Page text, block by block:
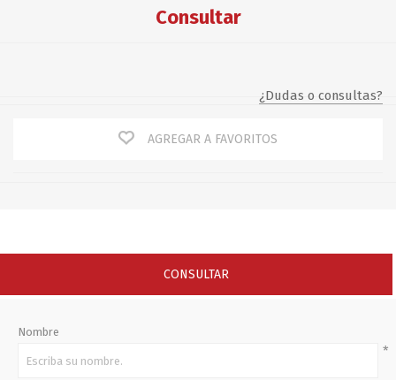
Consultar
¿Dudas o consultas?
AGREGAR A FAVORITOS
CONSULTAR
Nombre
*